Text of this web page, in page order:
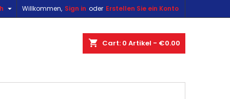
Willkommen, Sign in oder Erstellen Sie ein Konto

shopping_cart Cart: 0 Artikel - €0.00